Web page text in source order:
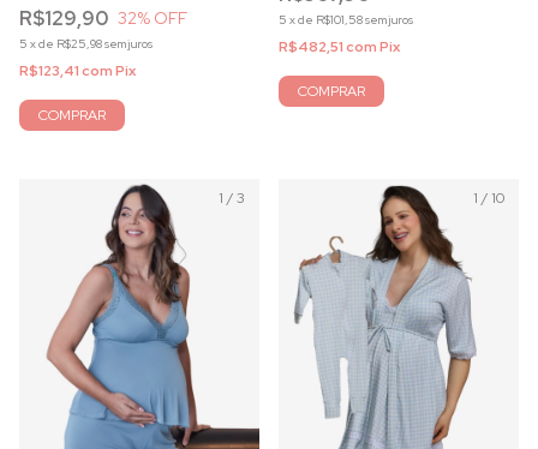
R$129,90 32% OFF
5 xde R$25,98sem juros
R$123,41comPix
COMPRAR
5 xde R$101,58sem juros
R$482,51comPix
COMPRAR
1 /3 1 / 10